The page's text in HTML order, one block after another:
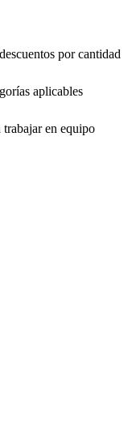
por cantidad
aplicables
trabajar en equipo